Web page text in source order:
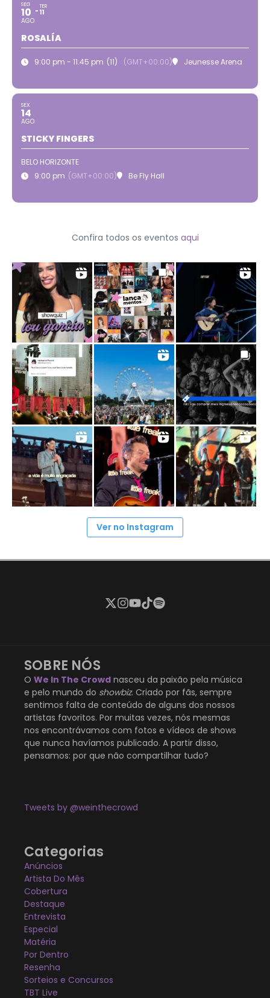
SEG
10
AGO
TER
11
ROSALÍA
9:00 pm - 11:45 pm (11) (GMT+00:00) Jeunesse Arena
SEX
14
AGO
STICKY FINGERS
BELO HORIZONTE
9:00 pm (GMT+00:00) Be Fly Hall
Confira todos os eventos aqui
Ver no Instagram
SOBRE NÓS
O We In The Crowd nasceu da paixão pela música
e pelo mundo do showbiz. Criado por fãs, sempre
sentimos falta de conteúdo de alguns dos nossos
artistas favoritos. Por muitas vezes, nós mesmas
nos encontrávamos com fotos e vídeos de shows
que nunca havíamos publicado. A partir disso,
pensamos: por que não compartilhar tudo?
Tweets by @weinthecrowd
Categorias
Anúncios
Artista Do Mês
Cobertura
Destaque
Entrevista
Especial
Matéria
Por Dentro
Resenha
Sorteios e Concursos
TBT Live